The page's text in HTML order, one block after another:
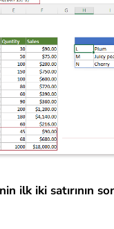
ilk iki satırının